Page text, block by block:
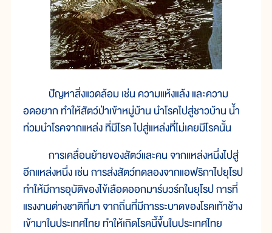
ปัญหาสิ่งแวดล้อม เช่น ความแห้งแล้ง และความ
อดอยาก ทำให้สัตว์ป่าเข้าหมู่บ้าน นำโรคไปสู่ชาวบ้าน น้ำ
ท่วมนำโรคจากแหล่ง ที่มีโรค ไปสู่แหล่งที่ไม่เคยมีโรคนั้น
การเคลื่อนย้ายของสัตว์และคน จากแหล่งหนึ่งไปสู่
อีกแหล่งหนึ่ง เช่น การส่งสัตว์ทดลองจากแอฟริกาไปยุโรป
ทำให้มีการอุบัติของไข้เลือดออกมาร์บวร์กในยุโรป การที่
แรงงานต่างชาติที่มา จากถิ่นที่มีการระบาดของโรคเท้าช้าง
เข้ามาในประเทศไทย ทำให้เกิดโรคนี้ขึ้นในประเทศไทย